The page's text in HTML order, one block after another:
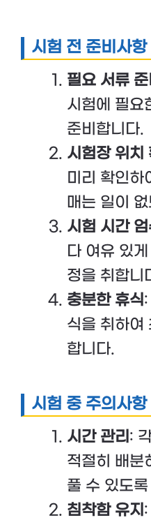
시험 전 준비사항
필요 서류 준
시험에 필요
준비합니다.
시험장 위치
미리 확인하
매는 일이
시험 시간
다 여유 있
정을 취합니
충분한 휴식
식을 취하여
합니다.
시험 중 주의사항
시간 관리 :
적절히 배분
풀 수 있도
침착함 유지